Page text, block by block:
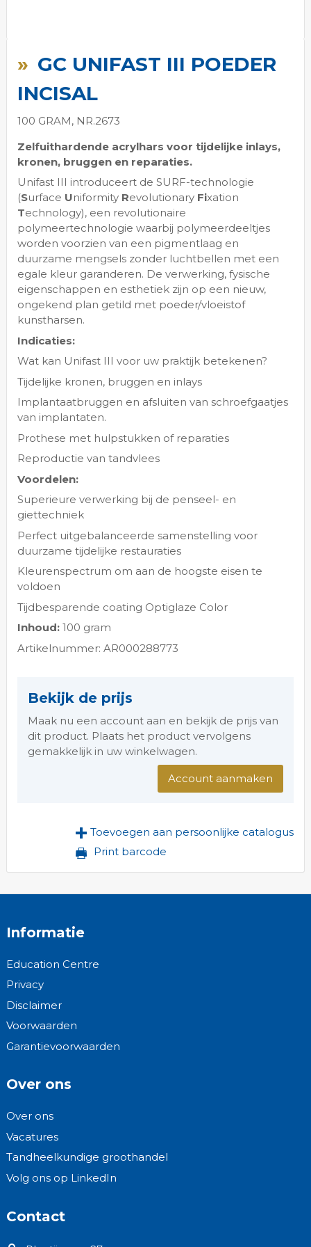
GC UNIFAST III POEDER
INCISAL
100 GRAM, NR.2673
Zelfuithardende acrylhars voor tijdelijke inlays,
kronen, bruggen en reparaties.
Unifast III introduceert de SURF-technologie
(Surface Uniformity Revolutionary Fixation
Technology), een revolutionaire
polymeertechnologie waarbij polymeerdeeltjes
worden voorzien van een pigmentlaag en
duurzame mengsels zonder luchtbellen met een
egale kleur garanderen. De verwerking, fysische
eigenschappen en esthetiek zijn op een nieuw,
ongekend plan getild met poeder/vloeistof
kunstharsen.
Indicaties:
Wat kan Unifast III voor uw praktijk betekenen?
Tijdelijke kronen, bruggen en inlays
Implantaatbruggen en afsluiten van schroefgaatjes
van implantaten.
Prothese met hulpstukken of reparaties
Reproductie van tandvlees
Voordelen:
Superieure verwerking bij de penseel- en
giettechniek
Perfect uitgebalanceerde samenstelling voor
duurzame tijdelijke restauraties
Kleurenspectrum om aan de hoogste eisen te
voldoen
Tijdbesparende coating Optiglaze Color
Inhoud:100 gram
Artikelnummer: AR000288773
Bekijk de prijs
Maak nu een account aan en bekijk de prijs van
dit product. Plaats het product vervolgens
gemakkelijk in uw winkelwagen.
Account aanmaken
Toevoegen aan persoonlijke catalogus
Print barcode
het
van
afbeeldingen-
gallerij
Informatie
Education Centre
Privacy
Disclaimer
Voorwaarden
Garantievoorwaarden
Over ons
Over ons
Vacatures
Tandheelkundige groothandel
Volg ons op LinkedIn
Contact